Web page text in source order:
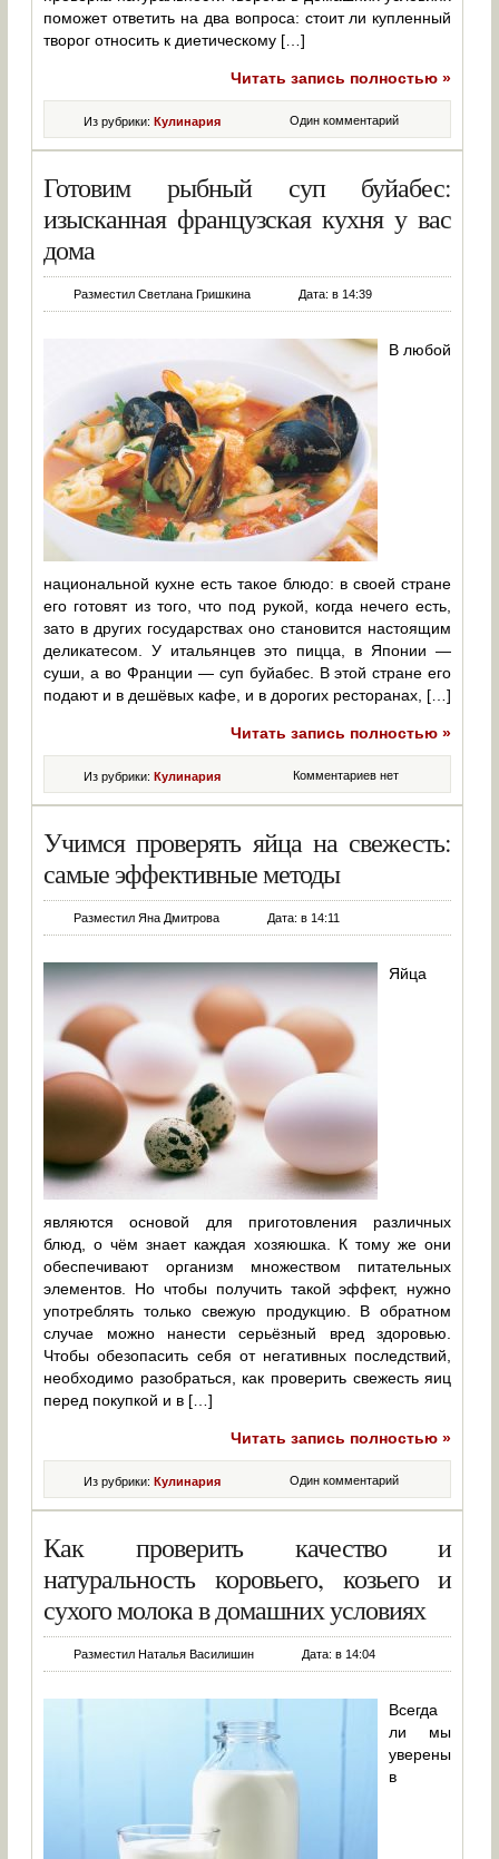
поможет ответить на два вопроса: стоит ли купленный
творог относить к диетическому […]
Читать запись полностью »
Один комментарий
Из рубрики:Кулинария
Готовим рыбный суп буйабес:
изысканная французская кухня у вас
дома
Разместил Светлана Гришкина Дата: в 14:39
В любой
национальной кухне есть такое блюдо: в своей стране
его готовят из того, что под рукой, когда нечего есть,
зато в других государствах оно становится настоящим
деликатесом. У итальянцев это пицца, в Японии —
суши, а во Франции — суп буйабес. В этой стране его
подают и в дешёвых кафе, и в дорогих ресторанах, […]
Читать запись полностью »
Комментариев нет
Из рубрики:Кулинария
Учимся проверять яйца на свежесть:
самые эффективные методы
Разместил Яна Дмитрова Дата: в 14:11
Яйца
являются основой для приготовления различных
блюд, о чём знает каждая хозяюшка. К тому же они
обеспечивают организм множеством питательных
элементов. Но чтобы получить такой эффект, нужно
употреблять только свежую продукцию. В обратном
случае можно нанести серьёзный вред здоровью.
Чтобы обезопасить себя от негативных последствий,
необходимо разобраться, как проверить свежесть яиц
перед покупкой и в […]
Читать запись полностью »
Один комментарий
Из рубрики:Кулинария
Как проверить качество и
натуральность коровьего, козьего и
сухого молока в домашних условиях
Разместил Наталья Василишин Дата: в 14:04
Всегда
ли мы
уверены
в